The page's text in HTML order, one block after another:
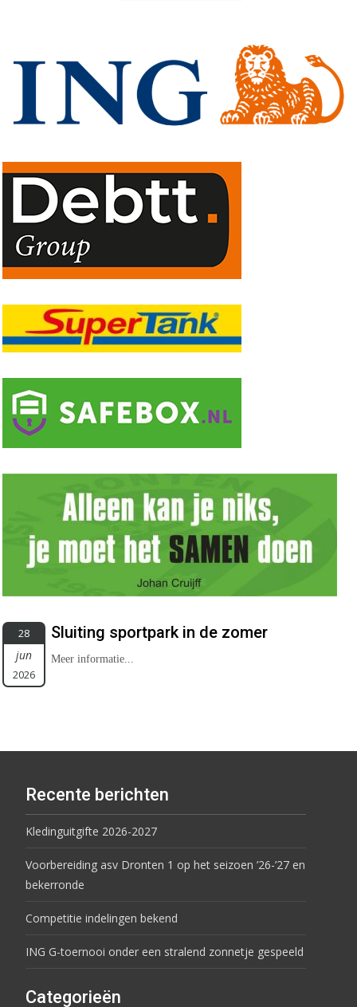
28
jun
2026
Sluiting sportpark in de zomer
Meer informatie...
Recente berichten
Kledinguitgifte 2026-2027
Voorbereiding asv Dronten 1 op het seizoen ’26-’27 en
bekerronde
Competitie indelingen bekend
ING G-toernooi onder een stralend zonnetje gespeeld
Categorieën